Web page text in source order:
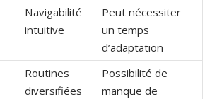
Navigabilité
intuitive
Peut nécessiter
un temps
d’adaptation
Routines
diversifiées
Possibilité de
manque de